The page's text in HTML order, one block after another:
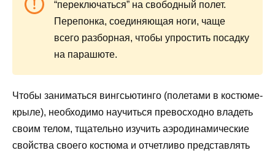
“переключаться” на свободный полет.
Перепонка, соединяющая ноги, чаще
всего разборная, чтобы упростить посадку
на парашюте.
Чтобы заниматься вингсьютинго (полетами в костюме-
крыле), необходимо научиться превосходно владеть
своим телом, тщательно изучить аэродинамические
свойства своего костюма и отчетливо представлять